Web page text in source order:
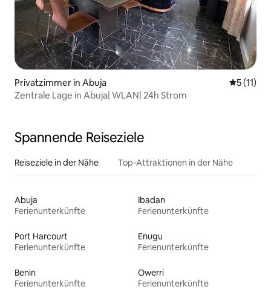
Privatzimmer in Abuja
5 (11)
Zentrale Lage in Abuja| WLAN| 24h Strom
Spannende Reiseziele
Reiseziele in der Nähe Top-Attraktionen in der Nähe
Abuja
Ferienunterkünfte
Ibadan
Ferienunterkünfte
Port Harcourt
Ferienunterkünfte
Enugu
Ferienunterkünfte
Benin
Ferienunterkünfte
Owerri
Ferienunterkünfte